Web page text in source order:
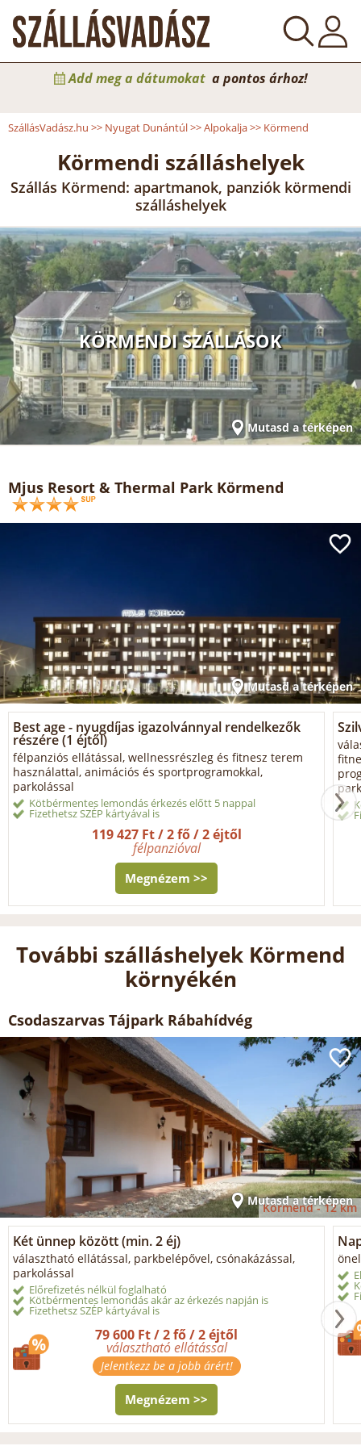
Add meg a dátumokat a pontos árhoz!
SzállásVadász.hu >> Nyugat Dunántúl>>Alpokalja>> Körmend
Körmendi szálláshelyek
Szállás Körmend: apartmanok, panziók körmendi
szálláshelyek
KÖRMENDI SZÁLLÁSOK
Mutasd a térképen
Mjus Resort & Thermal Park Körmend
Mutasd a térképen
Best age - nyugdíjas igazolvánnyal rendelkezők
részére (1 éjtől)
félpanziós ellátással, wellnessrészleg és fitnesz terem
használattal, animációs és sportprogramokkal,
parkolással
Kötbérmentes lemondás érkezés előtt 5 nappal
Fizethetsz SZÉP kártyával is
119 427 Ft / 2 fő / 2 éjtől
félpanzióval
Megnézem >>
További szálláshelyek Körmend
környékén
Csodaszarvas Tájpark Rábahídvég
Mutasd a térképen
Körmend -12 km
Két ünnep között (min. 2 éj)
választható ellátással, parkbelépővel, csónakázással,
parkolással
Előrefizetés nélkül foglalható
Kötbérmentes lemondás akár az érkezés napján is
Fizethetsz SZÉP kártyával is
79 600 Ft / 2 fő / 2 éjtől
választható ellátással
Jelentkezz be a jobb árért!
Megnézem >>